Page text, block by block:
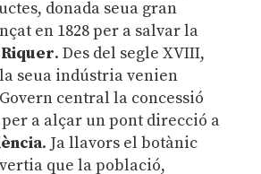
donada seua gran
en 1828 per a salvar la
Riquer. Des del segle XVIII,
seua indústria venien
central la concessió
per a alçar un pont direcció a
. Ja llavors el botànic
que la població,